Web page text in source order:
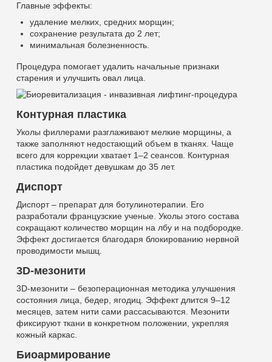
Главные эффекты:
удаление мелких, средних морщин;
сохранение результата до 2 лет;
минимальная болезненность.
Процедура помогает удалить начальные признаки
старения и улучшить овал лица.
Контурная пластика
Уколы филлерами разглаживают мелкие морщины, а
также заполняют недостающий объем в тканях. Чаще
всего для коррекции хватает 1–2 сеансов. Контурная
пластика подойдет девушкам до 35 лет.
Диспорт
Диспорт – препарат для ботулинотерапии. Его
разработали французские ученые. Уколы этого состава
сокращают количество морщин на лбу и на подбородке.
Эффект достигается благодаря блокированию нервной
проводимости мышц.
3D-мезонити
3D-мезонити – безоперационная методика улучшения
состояния лица, бедер, ягодиц. Эффект длится 9–12
месяцев, затем нити сами рассасываются. Мезонити
фиксируют ткани в конкретном положении, укрепляя
кожный каркас.
Биоармирование